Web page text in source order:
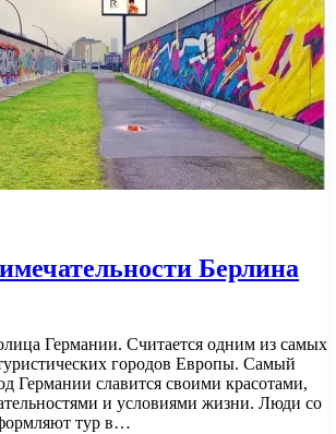
Берлина
Германии. Считается одним из самых
городов Европы. Самый
Германии славится своими красотами,
и условиями жизни. Люди со
тур в…